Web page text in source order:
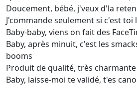
Doucement, bébé, j'veux d'la
J'commande seulement si c'est toi
Baby-baby, viens on fait des
Baby, après minuit, c'est les
booms
Produit de qualité, très charmante
Baby, laisse-moi te validé, t'es